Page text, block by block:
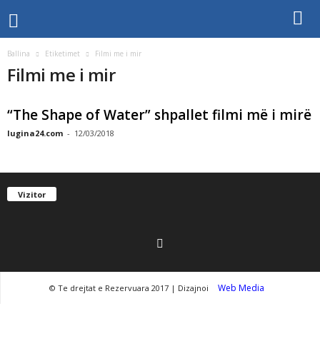
Ballina Etiketimet Filmi me i mir
Filmi me i mir
“The Shape of Water” shpallet filmi më i mirë
lugina24.com - 12/03/2018
Vizitor
© Te drejtat e Rezervuara 2017 | Dizajnoi Web Media